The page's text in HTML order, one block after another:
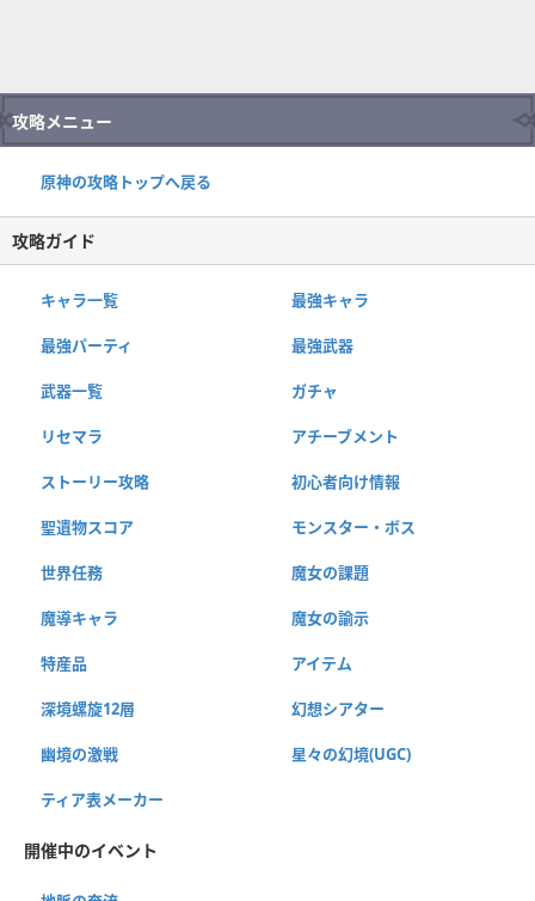
攻略メニュー
原神の攻略トップへ戻る
攻略ガイド
キャラ一覧 最強キャラ
最強パーティ 最強武器
武器一覧 ガチャ
リセマラ アチーブメント
ストーリー攻略 初心者向け情報
聖遺物スコア モンスター・ボス
世界任務 魔女の課題
魔導キャラ 魔女の諭示
特産品 アイテム
深境螺旋12層 幻想シアター
幽境の激戦 星々の幻境(UGC)
ティア表メーカー
開催中のイベント